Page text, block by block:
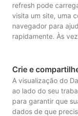
refresh pode
visita um site, uma
navegador para
rapidamente. Às
Crie e
A visualização do
ao lado do seu
para garantir que
dados de que